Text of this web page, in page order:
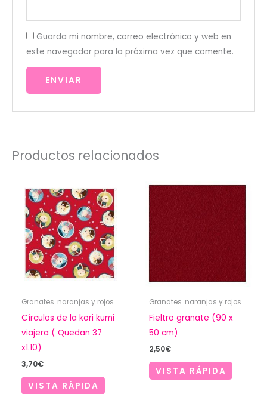
Guarda mi nombre, correo electrónico y web en
este navegador para la próxima vez que comente.
Productos relacionados
Granates. naranjas y rojos
Círculos de la kori kumi
viajera ( Quedan 37
x1.10)
3,70€
VISTA RÁPIDA
Granates. naranjas y rojos
Fieltro granate (90 x
50 cm)
2,50€
VISTA RÁPIDA